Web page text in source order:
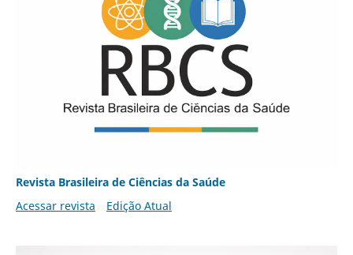
Revista Brasileira de Ciências da Saúde
Acessar revista
Edição Atual